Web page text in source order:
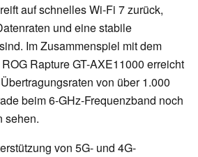
auf schnelles Wi-Fi 7 zurück,
und eine stabile
Im Zusammenspiel mit dem
Rapture GT-AXE11000 erreicht
von über 1.000
beim 6-GHz-Frequenzband noch
sehen.
von 5G- und 4G-